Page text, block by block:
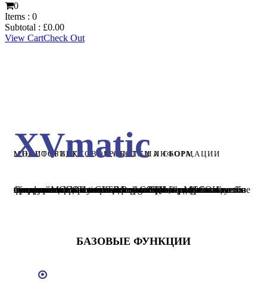
0
Items : 0
Subtotal : £0.00
View CartCheck Out
XVmatic
МНОГООБЪЕКТОВАЯ СИСТЕМА СБОРА, МОНИТОРИНГА И ОБРАБОТКИ ИНФОРМАЦИИ
Система МССОИ на платформе XVmatic сочетает в себе все достоинства классической ССОИ и ряд уникальных функций и технологий. Все компоненты МССОИ на базе платформы XVmatic используют прикладное программное обеспечение собственной разработки с применением искусственного интеллекта. Используется системное программное обеспечение Linux российской сборки, и открытая СУБД PostgreSQL, исключающие влияние санкций в процессе развертывания и эксплуатации системы.
БАЗОВЫЕ ФУНКЦИИ